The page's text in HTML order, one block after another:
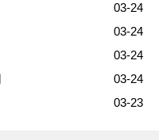
03-24
03-24
03-24
03-24
03-23